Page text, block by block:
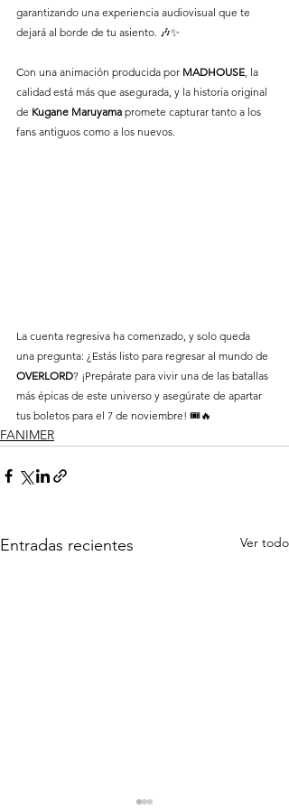
garantizando una experiencia audiovisual que te
dejará al borde de tu asiento. 🎶✨
Con una animación producida por MADHOUSE, la
calidad está más que asegurada, y la historia original
de Kugane Maruyama promete capturar tanto a los
fans antiguos como a los nuevos.
La cuenta regresiva ha comenzado, y solo queda
una pregunta: ¿Estás listo para regresar al mundo de
OVERLORD? ¡Prepárate para vivir una de las batallas
más épicas de este universo y asegúrate de apartar
tus boletos para el 7 de noviembre! 🎟️🔥
FANIMER
Entradas recientes Ver todo